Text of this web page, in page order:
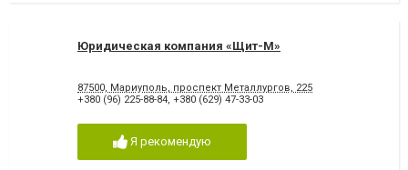
Юридическая компания «Щит-М»
87500, Мариуполь, проспект Металлургов, 225
+380 (96) 225-88-84, +380 (629) 47-33-03
Я рекомендую